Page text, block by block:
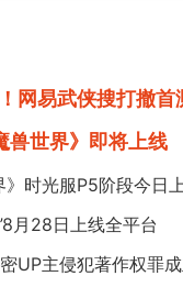
网易武侠搜打撤首
兽世界》即将上线
时光服P5阶段今日
月28日上线全平台
UP主侵犯著作权罪